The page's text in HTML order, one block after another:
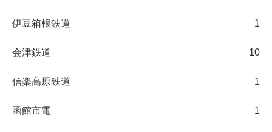
伊豆箱根鉄道 1
会津鉄道 10
信楽高原鉄道 1
函館市電 1